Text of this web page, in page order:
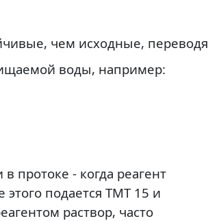
чем исходные, переводя
воды, например:
протоке - когда реагент
подается ТМТ 15 и
раствор, часто